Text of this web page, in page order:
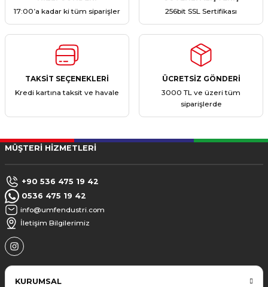
17:00’a kadar ki tüm siparişler
256bit SSL Sertifikası
TAKSİT SEÇENEKLERİ
Kredi kartına taksit ve havale
ÜCRETSİZ GÖNDERİ
3000 TL ve üzeri tüm
siparişlerde
MÜŞTERİ HİZMETLERİ
+90 536 475 19 42
0536 475 19 42
info@umfendustri.com
İletişim Bilgilerimiz
KURUMSAL